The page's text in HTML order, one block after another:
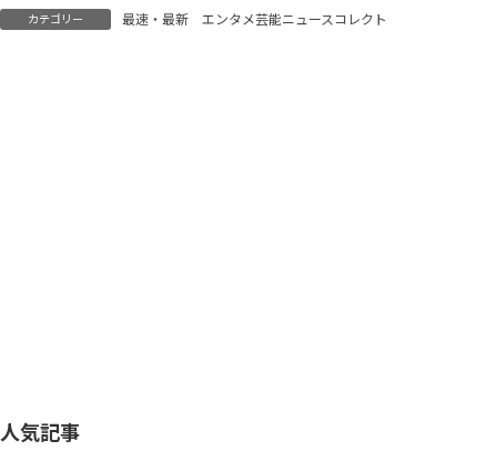
人」、吉本興業が説明
カテゴリー 最速・最新 エンタメ芸能ニュースコレクト
人気記事